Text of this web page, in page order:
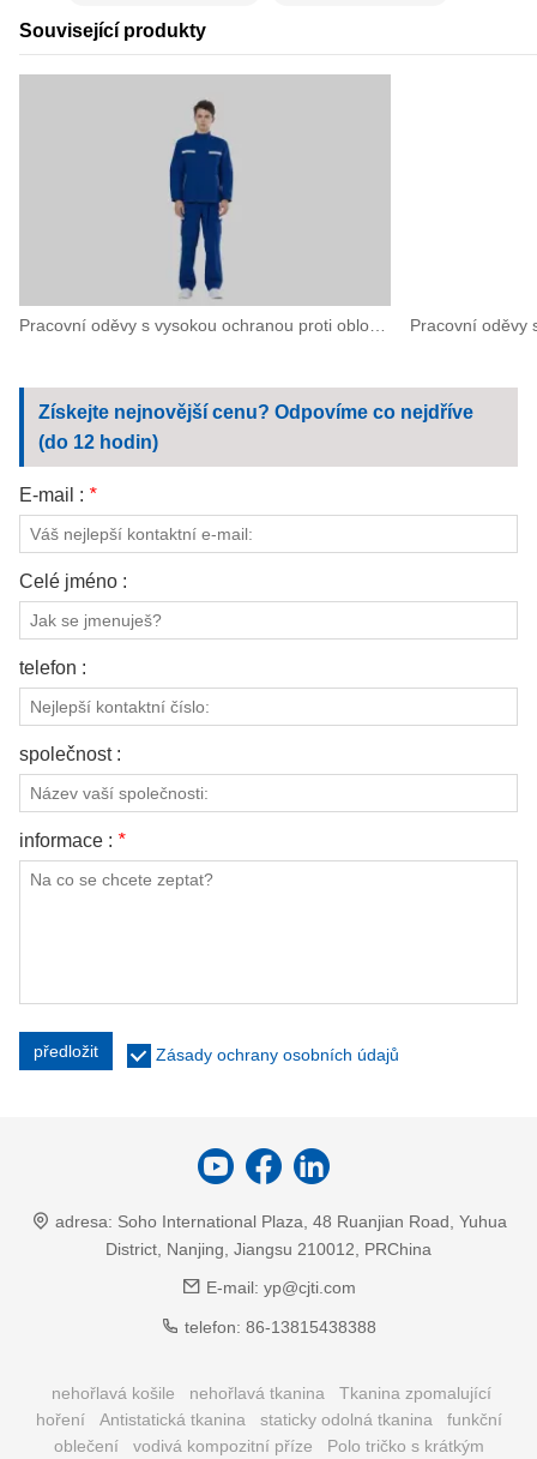
Související produkty
Získejte nejnovější cenu? Odpovíme co nejdříve
(do 12 hodin)
E-mail : *
Celé jméno :
telefon :
společnost :
informace : *
předložit Zásady ochrany osobních údajů
adresa: Soho International Plaza, 48 Ruanjian Road, Yuhua
District, Nanjing, Jiangsu 210012, PRChina
E-mail: yp@cjti.com
telefon: 86-13815438388
nehořlavá košile nehořlavá tkanina
Tkanina zpomalující
hoření
Antistatická tkanina staticky odolná tkanina
funkční
oblečení
vodivá kompozitní příze Polo tričko s krátkým